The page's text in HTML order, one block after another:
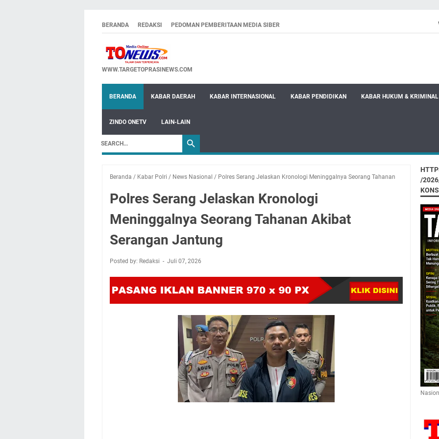
BERANDA REDAKSI PEDOMAN PEMBERITAAN MEDIA SIBER
WWW.TARGETOPRASINEWS.COM
BERANDA KABAR DAERAH KABAR INTERNASIONAL KABAR PENDIDIKAN KABAR HUKUM & KRIMINAL
ZINDO ONETV LAIN-LAIN
Beranda / Kabar Polri / News Nasional / Polres Serang Jelaskan Kronologi Meninggalnya Seorang Tahanan
Polres Serang Jelaskan Kronologi
Meninggalnya Seorang Tahanan Akibat
Serangan Jantung
Posted by: Redaksi Juli 07, 2026
/